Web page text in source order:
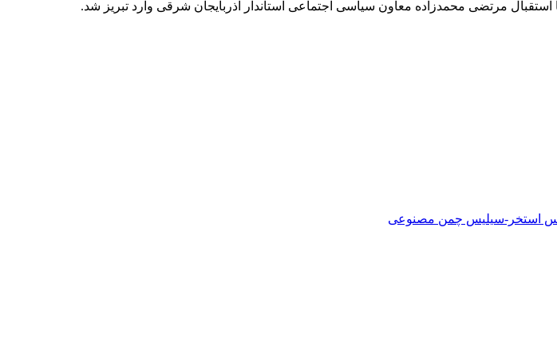
مرتضی محمدزاده معاون سیاسی اجتماعی استاندار آذربایجان شرقی وارد تبریز شد.
استخر-سیلیس چمن مصنوعی